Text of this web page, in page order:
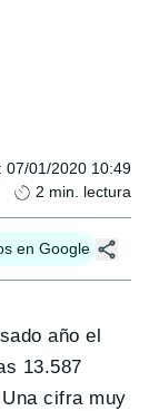
: 07/01/2020 10:49
2 min. lectura
en Google
año el
13.587
cifra muy